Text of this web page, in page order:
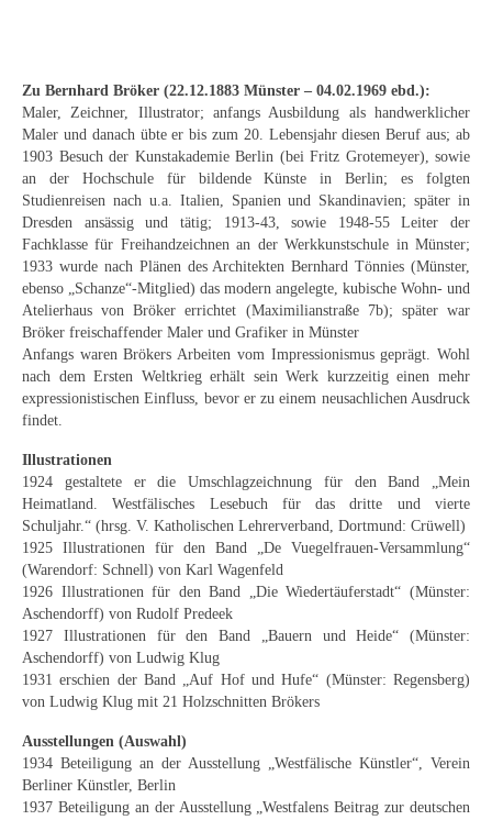
Weitere
Expressiver Realismus
Motive
Abstraktion
Industrie & Arbeit
Mediterrane Landschaft
Norddeutsche Landschaften
Selbstbildnisse
Stillleben
Neues
Tägliche Dosis Kunst
Themenflyer
Themenflyer: Trügerische Idyllen
Themenflyer: Buch und Schrift in der Kunst
Themenflyer: Sehnsucht Süden
Zu Bernhard Bröker (22.12.1883 Münster – 04.02.1969 ebd.):
Maler, Zeichner, Illustrator; anfangs Ausbildung als handwerklicher
Maler und danach übte er bis zum 20. Lebensjahr diesen Beruf aus; ab
1903 Besuch der Kunstakademie Berlin (bei Fritz Grotemeyer), sowie
an der Hochschule für bildende Künste in Berlin; es folgten
Studienreisen nach u.a. Italien, Spanien und Skandinavien; später in
Dresden ansässig und tätig; 1913-43, sowie 1948-55 Leiter der
Fachklasse für Freihandzeichnen an der Werkkunstschule in Münster;
1933 wurde nach Plänen des Architekten Bernhard Tönnies (Münster,
ebenso „Schanze“-Mitglied) das modern angelegte, kubische Wohn- und
Atelierhaus von Bröker errichtet (Maximilianstraße 7b); später war
Bröker freischaffender Maler und Grafiker in Münster
Anfangs waren Brökers Arbeiten vom Impressionismus geprägt. Wohl
nach dem Ersten Weltkrieg erhält sein Werk kurzzeitig einen mehr
expressionistischen Einfluss, bevor er zu einem neusachlichen Ausdruck
findet.
Illustrationen
1924 gestaltete er die Umschlagzeichnung für den Band „Mein
Heimatland. Westfälisches Lesebuch für das dritte und vierte
Schuljahr.“ (hrsg. V. Katholischen Lehrerverband, Dortmund: Crüwell)
1925 Illustrationen für den Band „De Vuegelfrauen-Versammlung“
(Warendorf: Schnell) von Karl Wagenfeld
1926 Illustrationen für den Band „Die Wiedertäuferstadt“ (Münster:
Aschendorff) von Rudolf Predeek
1927 Illustrationen für den Band „Bauern und Heide“ (Münster:
Aschendorff) von Ludwig Klug
1931 erschien der Band „Auf Hof und Hufe“ (Münster: Regensberg)
von Ludwig Klug mit 21 Holzschnitten Brökers
Ausstellungen (Auswahl)
1934 Beteiligung an der Ausstellung „Westfälische Künstler“, Verein
Berliner Künstler, Berlin
1937 Beteiligung an der Ausstellung „Westfalens Beitrag zur deutschen